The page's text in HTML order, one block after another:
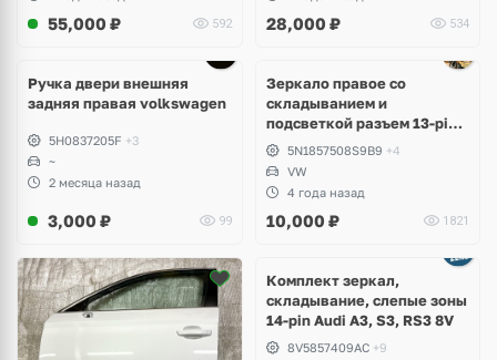
55,000 ₽ 592 28,000 ₽ 534
Ручка двери внешняя
задняя правая volkswagen
5H0837205F +3
~
2 месяца назад
3,000 ₽ 99
Зеркало правое со
складыванием и
подсветкой разъем 13-pin
Volkswagen Tiguan 1
5N1857508S9B9 +4
VW
4 года назад
10,000 ₽ 1821
Комплект зеркал,
складывание, слепые зоны
14-pin Audi A3, S3, RS3 8V
8V5857409AC +9